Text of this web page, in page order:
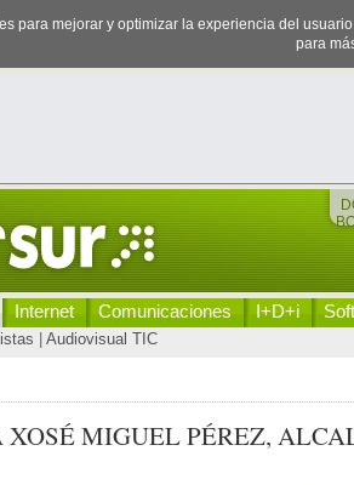
para mejorar y optimizar la experiencia del
para
Internet Comunicaciones I+D+i
Audiovisual TIC
MIGUEL PÉREZ,